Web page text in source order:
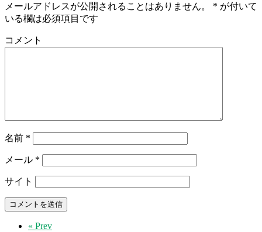
メールアドレスが公開されることはありません。 * が付いて
いる欄は必須項目です
コメント
名前 *
メール *
サイト
« Prev